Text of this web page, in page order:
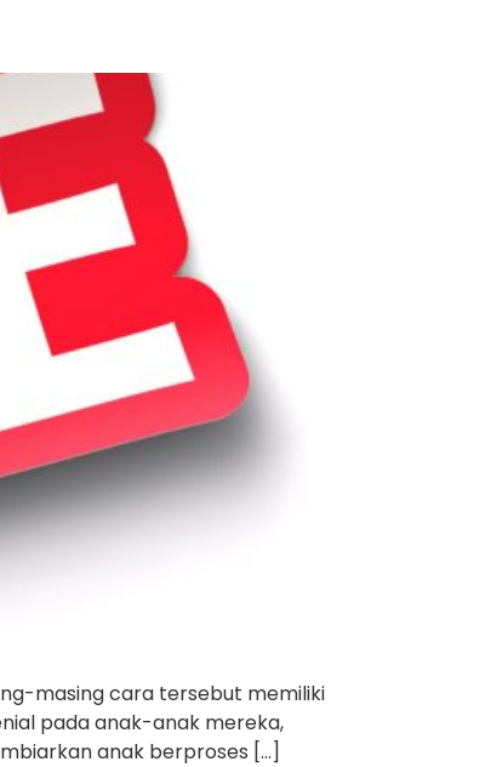
masing cara tersebut memiliki
pada anak-anak mereka,
anak berproses […]